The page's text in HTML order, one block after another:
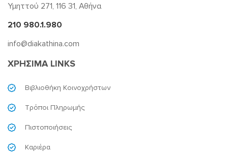
Υμηττού 271, 116 31, Αθήνα
210 980.1.980
info@diakathina.com
ΧΡΗΣΙΜΑ LINKS
Βιβλιοθήκη Κοινοχρήστων
Τρόποι Πληρωμής
Πιστοποιήσεις
Καριέρα